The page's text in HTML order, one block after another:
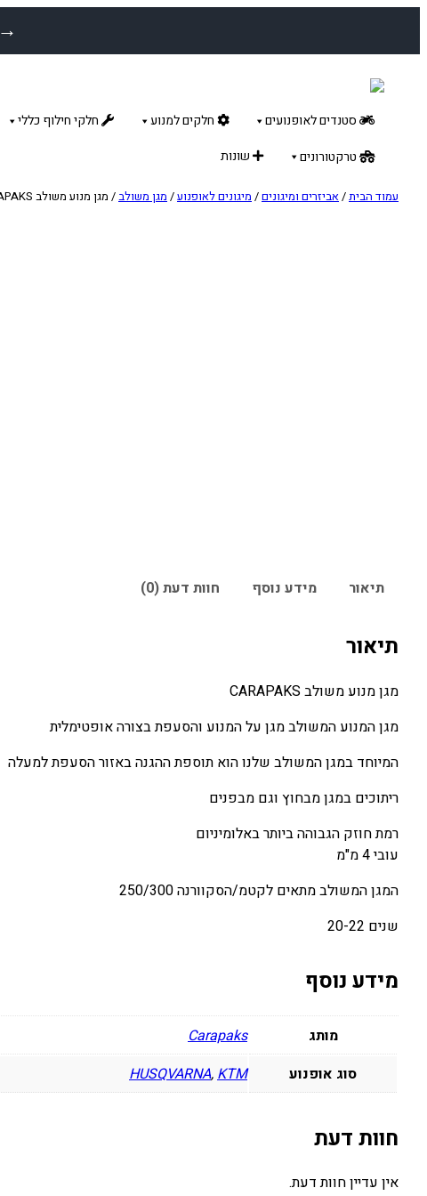
→
סטנדים לאופנועים חלקים למנוע חלקי חילוף כללי
טרקטורונים
שונות
עמוד הבית/אביזרים ומיגונים/ מיגונים לאופנוע/ מגן משולב/ מגן מנוע משולב CARAPAKS לקטמ/הסקוורנה 20-22 250/300
תיאור
מידע נוסף חוות דעת (0)
תיאור
מגן מנוע משולב CARAPAKS
מגן המנוע המשולב מגן על המנוע והסעפת בצורה אופטימלית
המיוחד במגן המשולב שלנו הוא תוספת ההגנה באזור הסעפת למעלה
ריתוכים במגן מבחוץ וגם מבפנים
רמת חוזק הגבוהה ביותר באלומיניום
עובי 4 מ"מ
המגן המשולב מתאים לקטמ/הסקוורנה 250/300
שנים 20-22
מידע נוסף
מותג
Carapaks
סוג אופנוע
HUSQVARNA, KTM
חוות דעת
אין עדיין חוות דעת.